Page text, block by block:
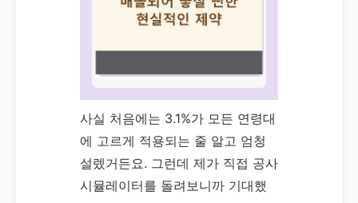
사실 처음에는 3.1%가 모든 연령대
에 고르게 적용되는 줄 알고 엄청
설렜거든요. 그런데 제가 직접 공사
시뮬레이터를 돌려보니까 기대했